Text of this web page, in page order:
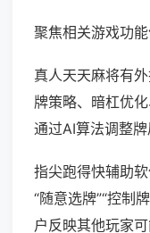
聚焦相关游戏功能
真人天天麻将有
牌策略、暗杠优
通过AI算法调整牌
指尖跑得快辅助
“随意选牌”“控制
户反映其他玩家